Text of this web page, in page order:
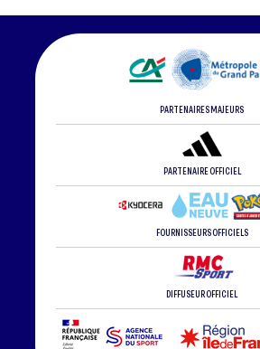
PARTENAIRES MAJEURS
PARTENAIRE OFFICIEL
FOURNISSEURS OFFICIELS
DIFFUSEUR OFFICIEL